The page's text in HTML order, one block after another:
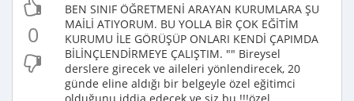
0
BEN SINIF ÖĞRETMENİ ARAYAN KURUMLARA ŞU
MAİLİ ATIYORUM. BU YOLLA BİR ÇOK EĞİTİM
KURUMU İLE GÖRÜŞÜP ONLARI KENDİ ÇAPIMDA
BİLİNÇLENDİRMEYE ÇALIŞTIM. "" Bireysel
derslere girecek ve aileleri yönlendirecek, 20
günde eline aldığı bir belgeyle özel eğitimci